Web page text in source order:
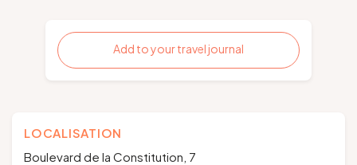
Add to your travel journal
LOCALISATION
Boulevard de la Constitution, 7